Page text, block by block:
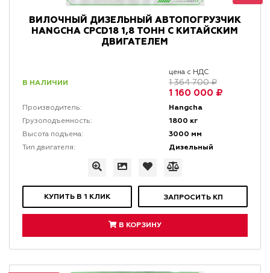
ВИЛОЧНЫЙ ДИЗЕЛЬНЫЙ АВТОПОГРУЗЧИК
HANGCHA CPCD18 1,8 ТОНН С КИТАЙСКИМ
ДВИГАТЕЛЕМ
В НАЛИЧИИ
цена с НДС
1 364 700 ₽
1 160 000 ₽
Производитель: Hangcha
Грузоподъемность: 1800 кг
Высота подъема: 3000 мм
Тип двигателя: Дизельный
КУПИТЬ В 1 КЛИК ЗАПРОСИТЬ КП
В КОРЗИНУ